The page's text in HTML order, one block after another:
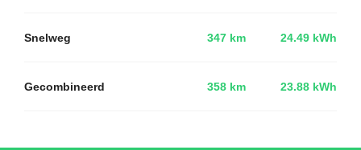
Snelweg 347 km 24.49 kWh
Gecombineerd 358 km 23.88 kWh